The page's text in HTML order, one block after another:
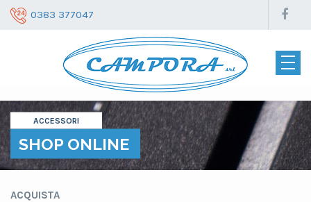
0383 377047
ACCESSORI
SHOP ONLINE
ACQUISTA